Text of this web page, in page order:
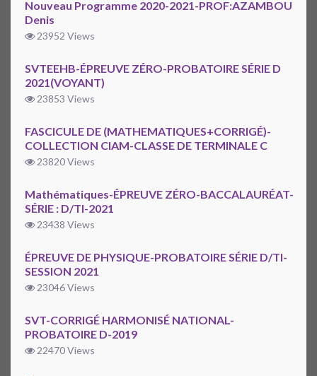
Nouveau Programme 2020-2021-PROF:AZAMBOU
Denis
23952 Views
SVTEEHB-ÉPREUVE ZÉRO-PROBATOIRE SÉRIE D
2021(VOYANT)
23853 Views
FASCICULE DE (MATHEMATIQUES+CORRIGÉ)-
COLLECTION CIAM-CLASSE DE TERMINALE C
23820 Views
Mathématiques-ÉPREUVE ZÉRO-BACCALAURÉAT-
SÉRIE : D/TI-2021
23438 Views
ÉPREUVE DE PHYSIQUE-PROBATOIRE SÉRIE D/TI-
SESSION 2021
23046 Views
SVT-CORRIGÉ HARMONISÉ NATIONAL-
PROBATOIRE D-2019
22470 Views